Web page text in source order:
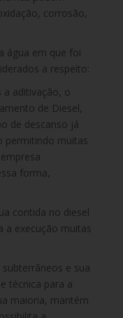
corrosão,
água em que foi
a respeito:
a aditivação, o
de Diesel,
de descanso já
permitindo muitas
forma,
contida no diesel
a execução muitas
e sua
técnica para a
maioria, mantém